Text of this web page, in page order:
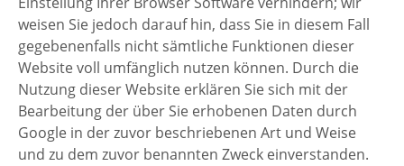
weisen Sie jedoch darauf hin, dass Sie in diesem Fall
gegebenenfalls nicht sämtliche Funktionen dieser
Website voll umfänglich nutzen können. Durch die
Nutzung dieser Website erklären Sie sich mit der
Bearbeitung der über Sie erhobenen Daten durch
Google in der zuvor beschriebenen Art und Weise
und zu dem zuvor benannten Zweck einverstanden.